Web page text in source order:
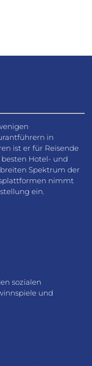
in
ist er für Reisende
Hotel- und
Spektrum der
nimmt
ein.
sozialen
und